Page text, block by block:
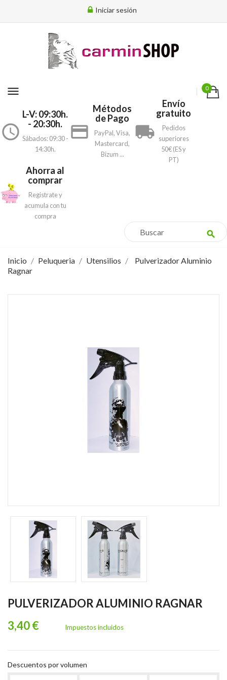
Iniciar sesión
menu 0
access_time
L-V: 09:30h.
- 20:30h.
Sábados: 09:30 -
14:30h.
payment
Métodos
de Pago
PayPal, Visa,
Mastercard,
Bizum ...
local_shipping
Envío
gratuito
Pedidos
superiores
50€ (ES y
PT)
Ahorra al
comprar
Registrate y
acumula con tu
compra
search
Inicio Peluqueria Utensilios
Pulverizador Aluminio
Ragnar
PULVERIZADOR ALUMINIO RAGNAR
3,40 €
Impuestos incluidos
Descuentos por volumen